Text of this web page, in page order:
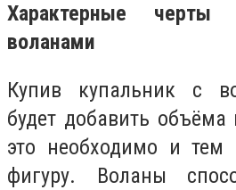
Характерные черты
воланами
Купив купальник с
будет добавить объёма
это необходимо и тем
фигуру. Воланы